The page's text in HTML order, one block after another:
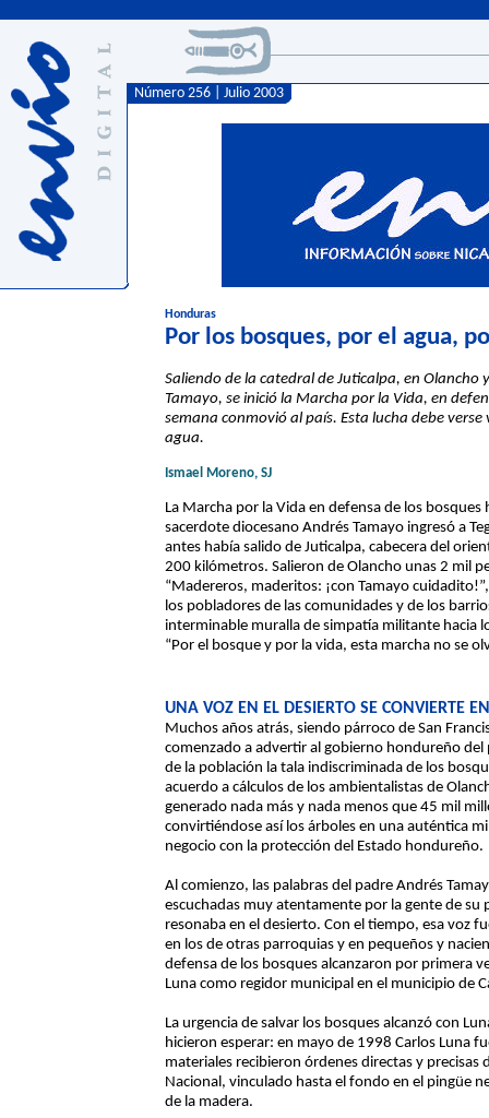
Número 256 | Julio 2003
Honduras
Por los bosques, por el agua,
Saliendo de la catedral de Juticalpa, en
Tamayo, se inició la Marcha por la Vida, en
semana conmovió al país. Esta lucha debe
agua.
Ismael Moreno, SJ
La Marcha por la Vida en defensa de los
sacerdote diocesano Andrés Tamayo ingresó a
antes había salido de Juticalpa, cabecera del
200 kilómetros. Salieron de Olancho unas 2 mil
“Madereros, maderitos: ¡con Tamayo
los pobladores de las comunidades y de los
interminable muralla de simpatía militante hacia
“Por el bosque y por la vida, esta marcha no se
UNA VOZ EN EL DESIERTO SE CONVIERTE
Muchos años atrás, siendo párroco de San
comenzado a advertir al gobierno hondureño del
de la población la tala indiscriminada de los
acuerdo a cálculos de los ambientalistas de
generado nada más y nada menos que 45 mil
convirtiéndose así los árboles en una auténtica
negocio con la protección del Estado hondureño.
Al comienzo, las palabras del padre Andrés
escuchadas muy atentamente por la gente de
resonaba en el desierto. Con el tiempo, esa voz
en los de otras parroquias y en pequeños y
defensa de los bosques alcanzaron por primera
Luna como regidor municipal en el municipio de
La urgencia de salvar los bosques alcanzó con
hicieron esperar: en mayo de 1998 Carlos Luna
materiales recibieron órdenes directas y
Nacional, vinculado hasta el fondo en el pingüe
de la madera.